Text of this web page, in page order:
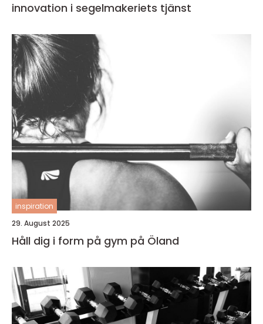
innovation i segelmakeriets tjänst
inspiration
29. August 2025
Håll dig i form på gym på Öland